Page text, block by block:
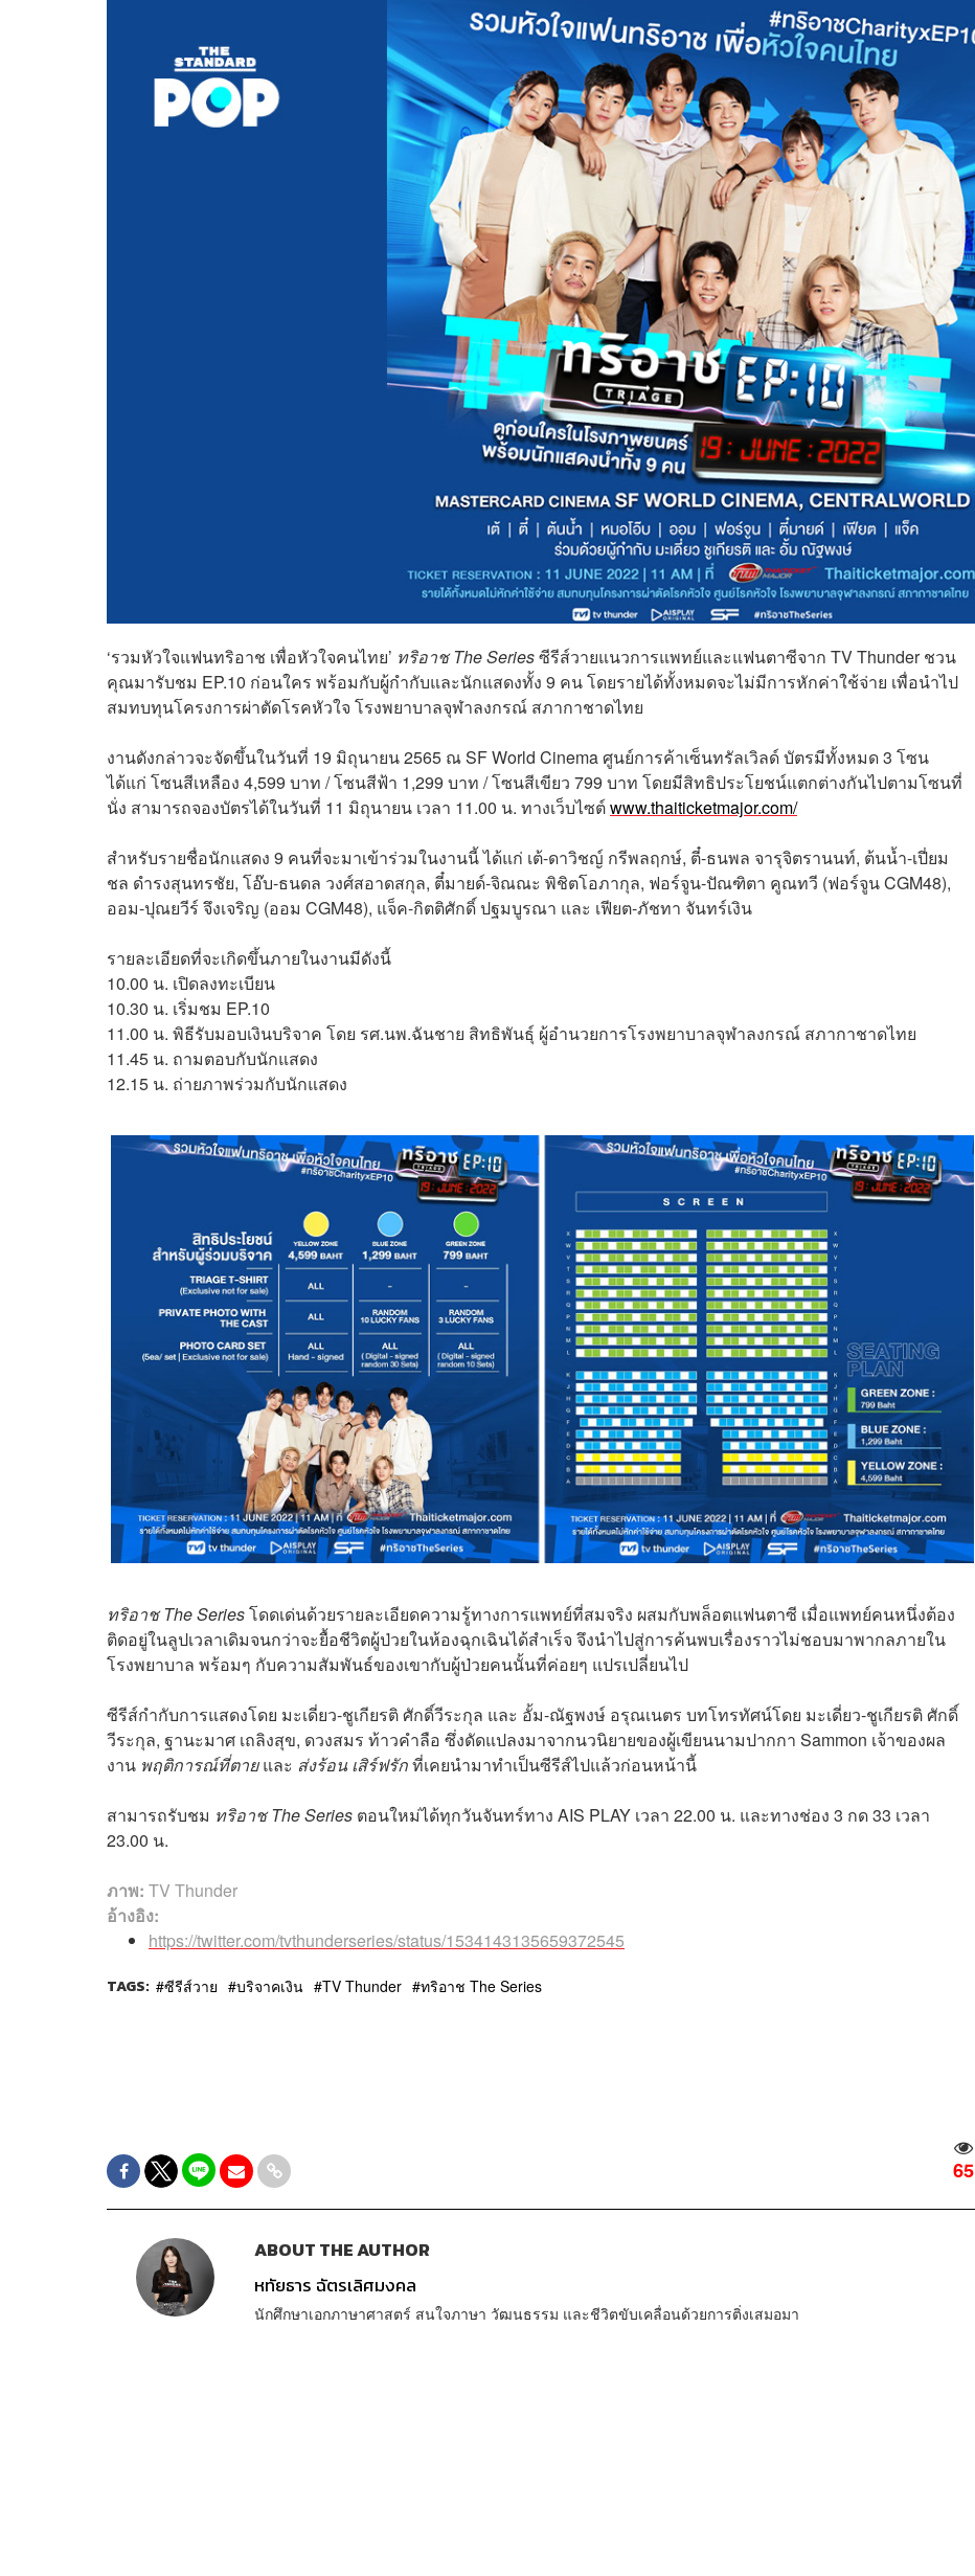
‘รวมหัวใจแฟนทริอาช เพื่อหัวใจคนไทย’ ทริอาช The Seriesซีรีส์วายแนวการแพทย์และแฟนตาซีจาก TV Thunder ชวน
คุณมารับชม EP.10 ก่อนใคร พร้อมกับผู้กำกับและนักแสดงทั้ง 9 คน โดยรายได้ทั้งหมดจะไม่มีการหักค่าใช้จ่าย เพื่อนำไป
สมทบทุนโครงการผ่าตัดโรคหัวใจ โรงพยาบาลจุฬาลงกรณ์ สภากาชาดไทย
งานดังกล่าวจะจัดขึ้นในวันที่ 19 มิถุนายน 2565 ณ SF World Cinema ศูนย์การค้าเซ็นทรัลเวิลด์ บัตรมีทั้งหมด 3 โซน
ได้แก่ โซนสีเหลือง 4,599 บาท / โซนสีฟ้า 1,299 บาท / โซนสีเขียว 799 บาท โดยมีสิทธิประโยชน์แตกต่างกันไปตามโซนที่
นั่ง สามารถจองบัตรได้ในวันที่ 11 มิถุนายน เวลา 11.00 น. ทางเว็บไซต์www.thaiticketmajor.com/
สำหรับรายชื่อนักแสดง 9 คนที่จะมาเข้าร่วมในงานนี้ ได้แก่ เต้-ดาวิชญ์ กรีพลฤกษ์, ตี๋-ธนพล จารุจิตรานนท์, ต้นน้ำ-เปี่ยม
ชล ดำรงสุนทรชัย, โอ๊บ-ธนดล วงศ์สอาดสกุล, ตี๋มายด์-จิณณะ พิชิตโอภากุล, ฟอร์จูน-ปัณฑิตา คูณทวี (ฟอร์จูน CGM48),
ออม-ปุณยวีร์ จึงเจริญ (ออม CGM48), แจ็ค-กิตติศักดิ์ ปฐมบูรณา และ เฟียต-ภัชทา จันทร์เงิน
รายละเอียดที่จะเกิดขึ้นภายในงานมีดังนี้
10.00 น. เปิดลงทะเบียน
10.30 น. เริ่มชม EP.10
11.00 น. พิธีรับมอบเงินบริจาค โดย รศ.นพ.ฉันชาย สิทธิพันธุ์ ผู้อำนวยการโรงพยาบาลจุฬาลงกรณ์ สภากาชาดไทย
11.45 น. ถามตอบกับนักแสดง
12.15 น. ถ่ายภาพร่วมกับนักแสดง
ทริอาช The Seriesโดดเด่นด้วยรายละเอียดความรู้ทางการแพทย์ที่สมจริง ผสมกับพล็อตแฟนตาซี เมื่อแพทย์คนหนึ่งต้อง
ติดอยู่ในลูปเวลาเดิมจนกว่าจะยื้อชีวิตผู้ป่วยในห้องฉุกเฉินได้สำเร็จ จึงนำไปสู่การค้นพบเรื่องราวไม่ชอบมาพากลภายใน
โรงพยาบาล พร้อมๆ กับความสัมพันธ์ของเขากับผู้ป่วยคนนั้นที่ค่อยๆ แปรเปลี่ยนไป
ซีรีส์กำกับการแสดงโดย มะเดี่ยว-ชูเกียรติ ศักดิ์วีระกุล และ อั้ม-ณัฐพงษ์ อรุณเนตร บทโทรทัศน์โดย มะเดี่ยว-ชูเกียรติ ศักดิ์
วีระกุล, ฐานะมาศ เถลิงสุข, ดวงสมร ท้าวคำลือ ซึ่งดัดแปลงมาจากนวนิยายของผู้เขียนนามปากกา Sammon เจ้าของผล
งาน พฤติการณ์ที่ตายและ ส่งร้อน เสิร์ฟรักที่เคยนำมาทำเป็นซีรีส์ไปแล้วก่อนหน้านี้
สามารถรับชม ทริอาช The Series ตอนใหม่ได้ทุกวันจันทร์ทาง AIS PLAY เวลา 22.00 น. และทางช่อง 3 กด 33 เวลา
23.00 น.
ภาพ: TV Thunder
อ้างอิง:
https://twitter.com/tvthunderseries/status/1534143135659372545
TAGS: ซีรีส์วาย บริจาคเงิน TV Thunder ทริอาช The Series
65
ABOUT THE AUTHOR
หทัยธาร ฉัตรเลิศมงคล
นักศึกษาเอกภาษาศาสตร์ สนใจภาษา วัฒนธรรม และชีวิตขับเคลื่อนด้วยการติ่งเสมอมา